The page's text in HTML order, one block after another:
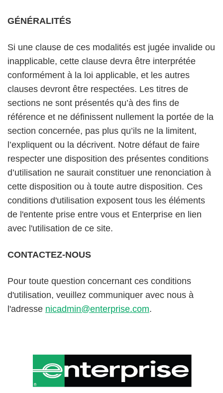
GÉNÉRALITÉS
Si une clause de ces modalités est jugée invalide ou
inapplicable, cette clause devra être interprétée
conformément à la loi applicable, et les autres
clauses devront être respectées. Les titres de
sections ne sont présentés qu’à des fins de
référence et ne définissent nullement la portée de la
section concernée, pas plus qu’ils ne la limitent,
l’expliquent ou la décrivent. Notre défaut de faire
respecter une disposition des présentes conditions
d’utilisation ne saurait constituer une renonciation à
cette disposition ou à toute autre disposition. Ces
conditions d'utilisation exposent tous les éléments
de l'entente prise entre vous et Enterprise en lien
avec l'utilisation de ce site.
CONTACTEZ-NOUS
Pour toute question concernant ces conditions
d'utilisation, veuillez communiquer avec nous à
l'adresse nicadmin@enterprise.com.